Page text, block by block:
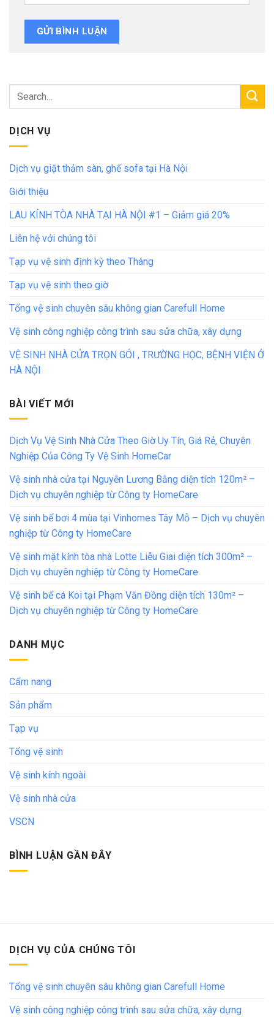
DỊCH VỤ
Dịch vụ giặt thảm sàn, ghế sofa tại Hà Nội
Giới thiệu
LAU KÍNH TÒA NHÀ TẠI HÀ NỘI #1 – Giảm giá 20%
Liên hệ với chúng tôi
Tạp vụ vệ sinh định kỳ theo Tháng
Tạp vụ vệ sinh theo giờ
Tổng vệ sinh chuyên sâu không gian Carefull Home
Vệ sinh công nghiệp công trình sau sửa chữa, xây dựng
VỆ SINH NHÀ CỬA TRỌN GÓI , TRƯỜNG HỌC, BỆNH VIỆN Ở
HÀ NỘI
BÀI VIẾT MỚI
Dịch Vụ Vệ Sinh Nhà Cửa Theo Giờ Uy Tín, Giá Rẻ, Chuyên
Nghiệp Của Công Ty Vệ Sinh HomeCar
Vệ sinh nhà cửa tại Nguyễn Lương Bằng diện tích 120m² –
Dịch vụ chuyên nghiệp từ Công ty HomeCare
Vệ sinh bể bơi 4 mùa tại Vinhomes Tây Mỗ – Dịch vụ chuyên
nghiệp từ Công ty HomeCare
Vệ sinh mặt kính tòa nhà Lotte Liễu Giai diện tích 300m² –
Dịch vụ chuyên nghiệp từ Công ty HomeCare
Vệ sinh bể cá Koi tại Phạm Văn Đồng diện tích 130m² –
Dịch vụ chuyên nghiệp từ Công ty HomeCare
DANH MỤC
Cẩm nang
Sản phẩm
Tạp vụ
Tổng vệ sinh
Vệ sinh kính ngoài
Vệ sinh nhà cửa
VSCN
BÌNH LUẬN GẦN ĐÂY
DỊCH VỤ CỦA CHÚNG TÔI
Tổng vệ sinh chuyên sâu không gian Carefull Home
Vệ sinh công nghiệp công trình sau sửa chữa, xây dựng